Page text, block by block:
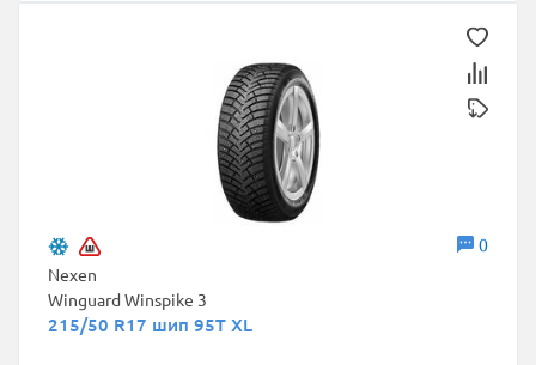
0
Nexen
Winguard Winspike 3
215/50 R17 шип 95T XL